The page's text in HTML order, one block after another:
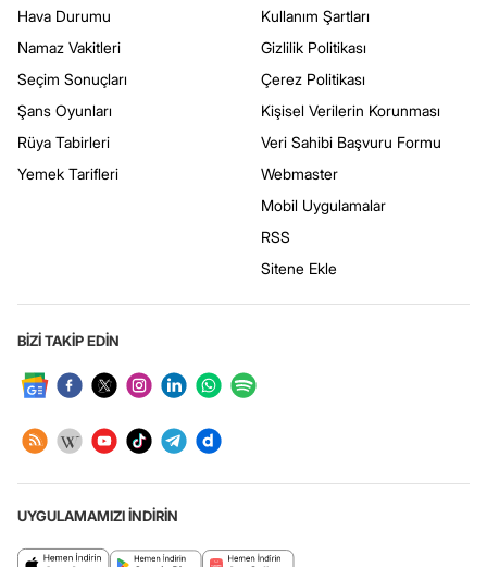
Hava Durumu
Namaz Vakitleri
Seçim Sonuçları
Şans Oyunları
Rüya Tabirleri
Yemek Tarifleri
Kullanım Şartları
Gizlilik Politikası
Çerez Politikası
Kişisel Verilerin Korunması
Veri Sahibi Başvuru Formu
Webmaster
Mobil Uygulamalar
RSS
Sitene Ekle
BİZİ TAKİP EDİN
UYGULAMAMIZI İNDİRİN